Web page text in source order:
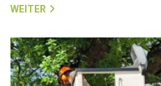
WEITER